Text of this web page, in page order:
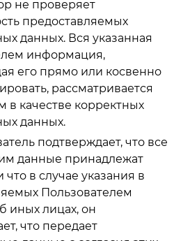
не проверяет
предоставляемых
данных. Вся указанная
информация,
его прямо или косвенно
рассматривается
в качестве корректных
данных.
подтверждает, что все
данные принадлежат
в случае указания в
Пользователем
иных лицах, он
что передает